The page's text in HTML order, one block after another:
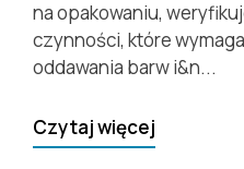
na opakowaniu,
czynności, które
oddawania barw i&n...
Czytaj więcej